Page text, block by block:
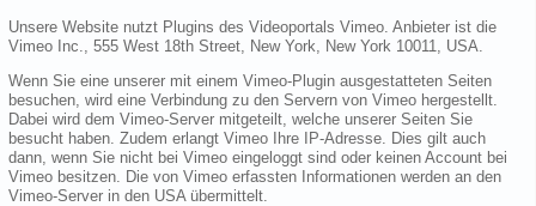
Unsere Website nutzt Plugins des Videoportals Vimeo. Anbieter ist die
Vimeo Inc., 555 West 18th Street, New York, New York 10011, USA.
Wenn Sie eine unserer mit einem Vimeo-Plugin ausgestatteten Seiten
besuchen, wird eine Verbindung zu den Servern von Vimeo hergestellt.
Dabei wird dem Vimeo-Server mitgeteilt, welche unserer Seiten Sie
besucht haben. Zudem erlangt Vimeo Ihre IP-Adresse. Dies gilt auch
dann, wenn Sie nicht bei Vimeo eingeloggt sind oder keinen Account bei
Vimeo besitzen. Die von Vimeo erfassten Informationen werden an den
Vimeo-Server in den USA übermittelt.